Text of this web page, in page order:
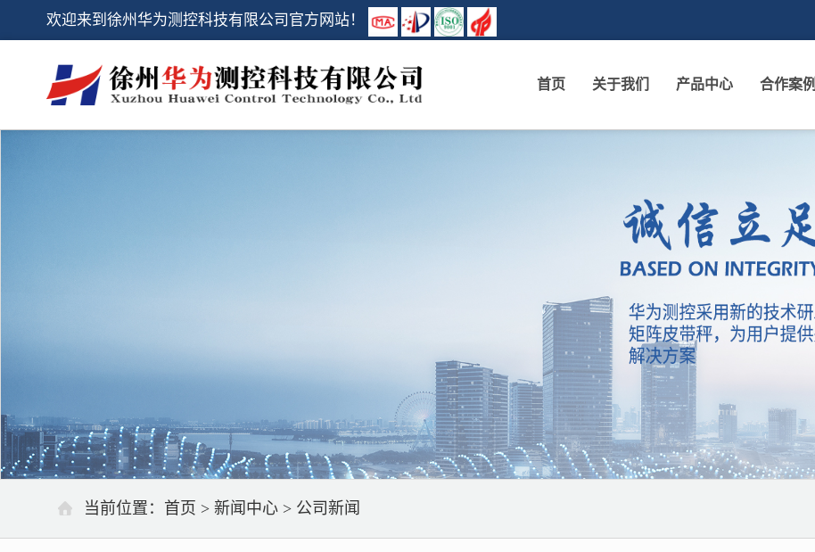
欢迎来到徐州华为测控科技有限公司官方网站！
首页 关于我们 产品中心 合作案例
当前位置： 首页 > 新闻中心 > 公司新闻